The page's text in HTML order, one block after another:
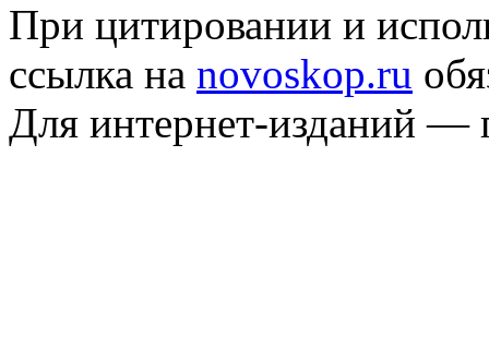
При цитировании и
ссылка на novoskop.ru
Для интернет-изданий —